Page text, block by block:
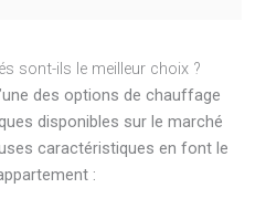
sont-ils le meilleur choix ?
des options de chauffage
disponibles sur le marché
caractéristiques en font le
: